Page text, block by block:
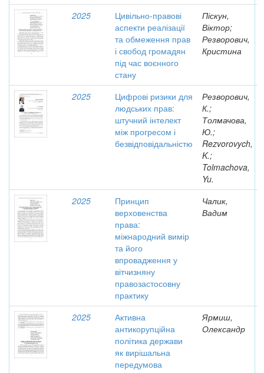
2025
Цивільно-правові
аспекти реалізації
та обмеження прав
і свобод громадян
під час воєнного
стану
Піскун,
Віктор;
Резворович,
Кристина
2025
Цифрові ризики для
людських прав:
штучний інтелект
між прогресом і
безвідповідальністю
Резворович,
К.;
Толмачова,
Ю.;
Rezvorovych,
K.;
Tolmachova,
Yu.
2025
Принцип
верховенства
права:
міжнародний вимір
та його
впровадження у
вітчизняну
правозастосовну
практику
Чалик,
Вадим
2025
Активна
антикорупційна
політика держави
як вирішальна
передумова
Ярмиш,
Олександр